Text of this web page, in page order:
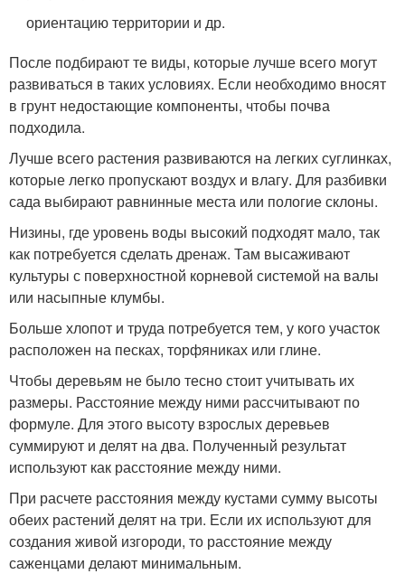
ориентацию территории и др.
После подбирают те виды, которые лучше всего могут
развиваться в таких условиях. Если необходимо вносят
в грунт недостающие компоненты, чтобы почва
подходила.
Лучше всего растения развиваются на легких суглинках,
которые легко пропускают воздух и влагу. Для разбивки
сада выбирают равнинные места или пологие склоны.
Низины, где уровень воды высокий подходят мало, так
как потребуется сделать дренаж. Там высаживают
культуры с поверхностной корневой системой на валы
или насыпные клумбы.
Больше хлопот и труда потребуется тем, у кого участок
расположен на песках, торфяниках или глине.
Чтобы деревьям не было тесно стоит учитывать их
размеры. Расстояние между ними рассчитывают по
формуле. Для этого высоту взрослых деревьев
суммируют и делят на два. Полученный результат
используют как расстояние между ними.
При расчете расстояния между кустами сумму высоты
обеих растений делят на три. Если их используют для
создания живой изгороди, то расстояние между
саженцами делают минимальным.